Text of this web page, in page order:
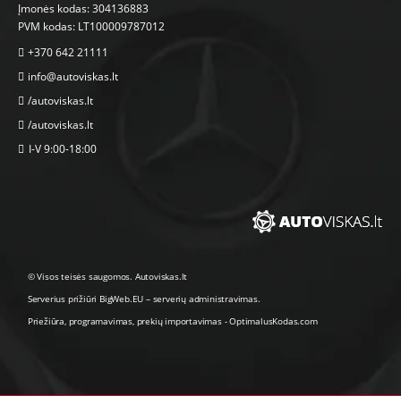
Įmonės kodas: 304136883
PVM kodas: LT100009787012
+370 642 21111
info@autoviskas.lt
/autoviskas.lt
/autoviskas.lt
I-V 9:00-18:00
© Visos teisės saugomos. Autoviskas.lt
Serverius prižiūri BigWeb.EU – serverių administravimas.
Priežiūra, programavimas, prekių importavimas-OptimalusKodas.com